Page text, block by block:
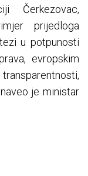
Čerkezovac,
prijedloga
u potpunosti
evropskim
je ministar